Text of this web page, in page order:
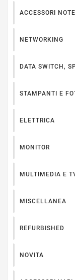
ACCESSORI
NETWORKING
DATA SWITCH,
STAMPANTI E
ELETTRICA
MONITOR
MULTIMEDIA E
MISCELLANEA
REFURBISHED
NOVITA